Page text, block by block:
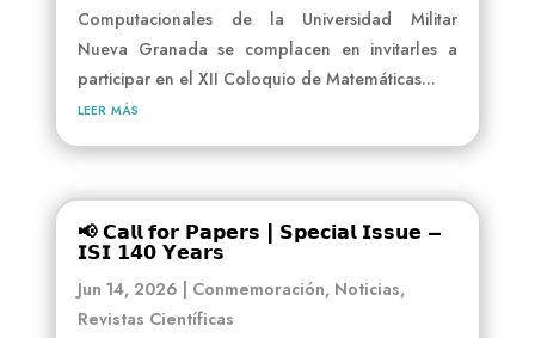
Computacionales de la Universidad Militar
Nueva Granada se complacen en invitarles a
participar en el XII Coloquio de Matemáticas...
leer más
📢 𝗖𝗮𝗹𝗹 𝗳𝗼𝗿 𝗣𝗮𝗽𝗲𝗿𝘀 | 𝗦𝗽𝗲𝗰𝗶𝗮𝗹 𝗜𝘀𝘀𝘂𝗲 –
𝗜𝗦𝗜 𝟭𝟰𝟬 𝗬𝗲𝗮𝗿𝘀
Jun 14, 2026 Conmemoración, Noticias,
Revistas Científicas